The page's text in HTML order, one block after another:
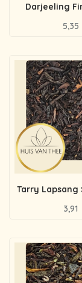
Darjeeling
5,35
Tarry Lapsang
3,91